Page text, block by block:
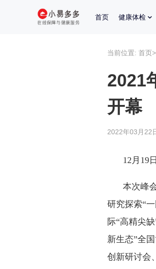
首页 健康体检
当前位置: 首页>
2021
开幕
2022年03月22
12月19
本次峰
研究探索“
际“高精尖
新生态”全
创新研讨会